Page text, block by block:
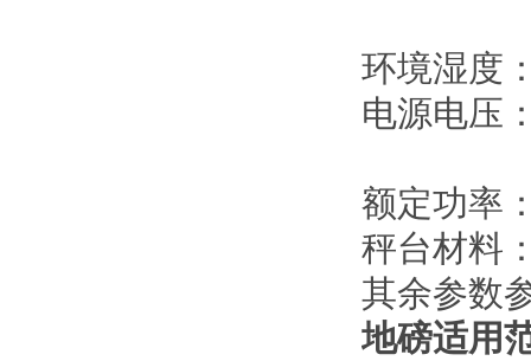
环境湿度
电源电压
额定功率
秤台材料
其余参数
地磅适用